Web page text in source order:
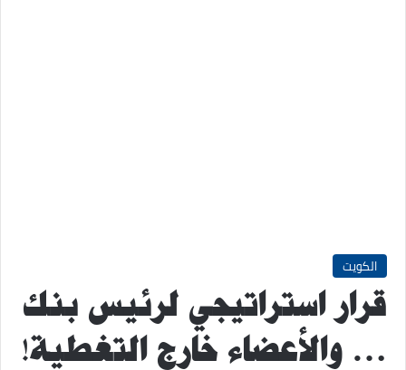
الكويت
قرار استراتيجي لرئيس بنك
… والأعضاء خارج التغطية!